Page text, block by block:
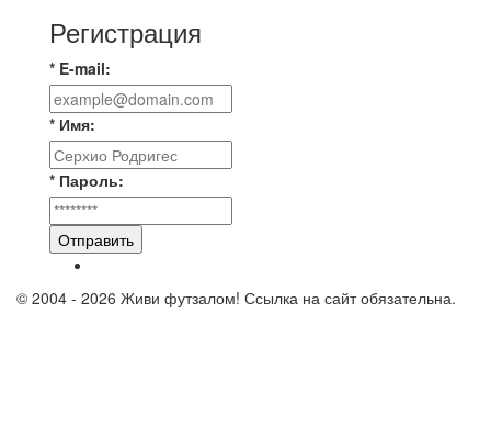
Регистрация
* E-mail:
* Имя:
* Пароль:
Отправить
© 2004 - 2026 Живи футзалом! Ссылка на сайт обязательна.